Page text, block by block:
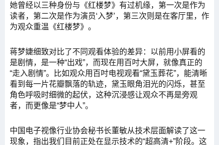
她曾经以三种身份与《红楼梦》有过机缘，第一次是作为
读者，第二次是作为演员‘入梦’，第三次则是在客厅里，作
为观众重温《红楼梦》。
蒋梦婕细致对比了不同观看体验的差异：以前用小屏看的
是剧情，是一种“出戏”，而现在用百吋大屏，就像真正的
“走入剧情”。比如观众用百吋电视观看“黛玉葬花”，能清晰
看到每一片花瓣飘落的轨迹，黛玉眼角泪光的闪烁，甚至
角色呼吸时细微的起伏，这种沉浸感让观众不再是旁观
者，而更像是“梦中人”。
中国电子视像行业协会秘书长董敏从技术层面解读了这一
现象，指出我们目前正处在显示技术的“超高清+”阶段。这